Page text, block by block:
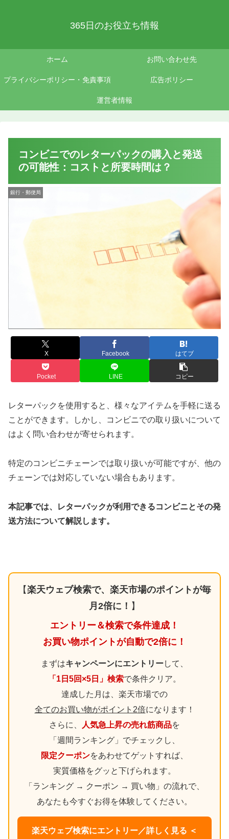
365日のお役立ち情報
ホーム お問い合わせ先
プライバシーポリシー・免責事項 広告ポリシー
運営者情報
コンビニでのレターパックの購入と発送
の可能性：コストと所要時間は？
銀行・郵便局
X Facebook はてブ
Pocket LINE コピー
レターパックを使用すると、様々なアイテムを手軽に送る
ことができます。しかし、コンビニでの取り扱いについて
はよく問い合わせが寄せられます。
特定のコンビニチェーンでは取り扱いが可能ですが、他の
チェーンでは対応していない場合もあります。
本記事では、レターパックが利用できるコンビニとその発
送方法について解説します。
【楽天ウェブ検索で、楽天市場のポイントが毎
月2倍に！ 】
エントリー＆検索で条件達成！
お買い物ポイントが自動で2倍に！
まずはキャンペーンにエントリーして、
「1日5回×5日」検索で条件クリア。
達成した月は、楽天市場での
全てのお買い物がポイント2倍になります！
さらに、
人気急上昇の売れ筋商品を
「週間ランキング」でチェックし、
限定クーポンをあわせてゲットすれば、
実質価格をグッと下げられます。
「ランキング → クーポン → 買い物」の流れで、
あなたも今すぐお得を体験してください。
楽天ウェブ検索にエントリー／詳しく見る ＜